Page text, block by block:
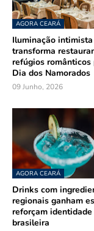
AGORA CEARÁ
Iluminação intimista
transforma
refúgios românticos
Dia dos Namorados
09 Junho, 2026
AGORA CEARÁ
Drinks com
regionais ganham
reforçam identidade
brasileira